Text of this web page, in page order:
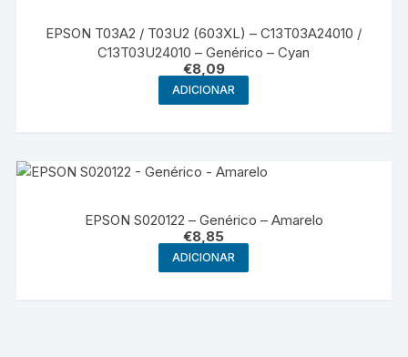
EPSON T03A2 / T03U2 (603XL) – C13T03A24010 /
C13T03U24010 – Genérico – Cyan
€8,09
ADICIONAR
EPSON S020122 – Genérico – Amarelo
€8,85
ADICIONAR